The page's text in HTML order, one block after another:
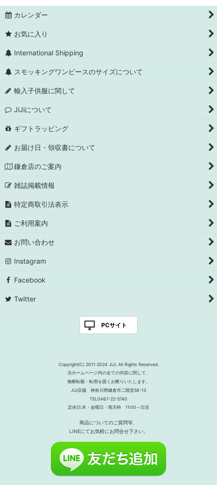
カレンダー
お気に入り
International Shipping
スモッキングワンピースのサイズについて
輸入子供服に関して
JiJiについて
ギフトラッピング
お届け日・領収書について
鎌倉店のご案内
雑誌掲載情報
特定商取引法表示
ご利用案内
お問い合わせ
Instagram
Facebook
Twitter
PCサイト
Copyright(C) 2011-2024 JiJi. All Rights Reserved.
当ホームページ内の全ての内容に関して、
無断転載・転用を固くお断りいたします。
JiJi店舗 神奈川県鎌倉市二階堂58-13
TEL0467-22-5740
定休日:木・金曜日・雨天時 11:00～日没
商品についてのご質問等、
LINEにてお気軽にお問合せ下さい。